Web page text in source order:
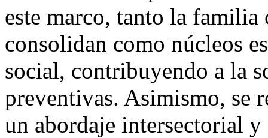
este marco, tanto la familia
consolidan como núcleos
social, contribuyendo a la
preventivas. Asimismo, se
un abordaje intersectorial